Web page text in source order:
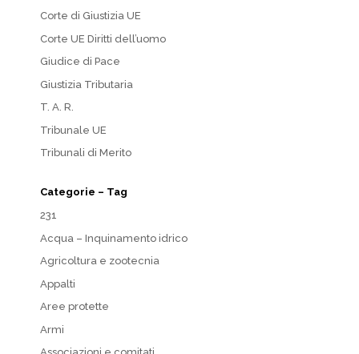
Corte di Giustizia UE
Corte UE Diritti dell’uomo
Giudice di Pace
Giustizia Tributaria
T. A. R.
Tribunale UE
Tribunali di Merito
Categorie – Tag
231
Acqua – Inquinamento idrico
Agricoltura e zootecnia
Appalti
Aree protette
Armi